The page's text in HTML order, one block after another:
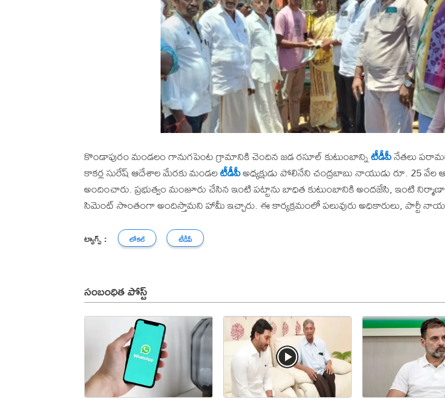
కొండాపురం మండలం గానుగపెంట గ్రామానికి చెందిన జడ రసూల్ కుటుంబాన్నిటీడీపీనేతలు
కాకర్ల సురేష్ ఆదేశాల మేరకు మండలటీడీపీఅధ్యక్షుడు పోలినేని చంద్రబాబు నాయుడు రూ. 25 వేల
అందించారు. ప్రభుత్వం మంజూరు చేసిన ఇంటి పట్టాను బాధిత కుటుంబానికి అందజేసి, ఇంటి
సిమెంట్ సొంతంగా అందిస్తామని హామీ ఇచ్చారు. ఈ కార్యక్రమంలో పలువురు అధికారులు, పార్టీ
ట్యాగ్స్ : లోకల్ టీడీపీ
సంబంధిత పోస్ట్